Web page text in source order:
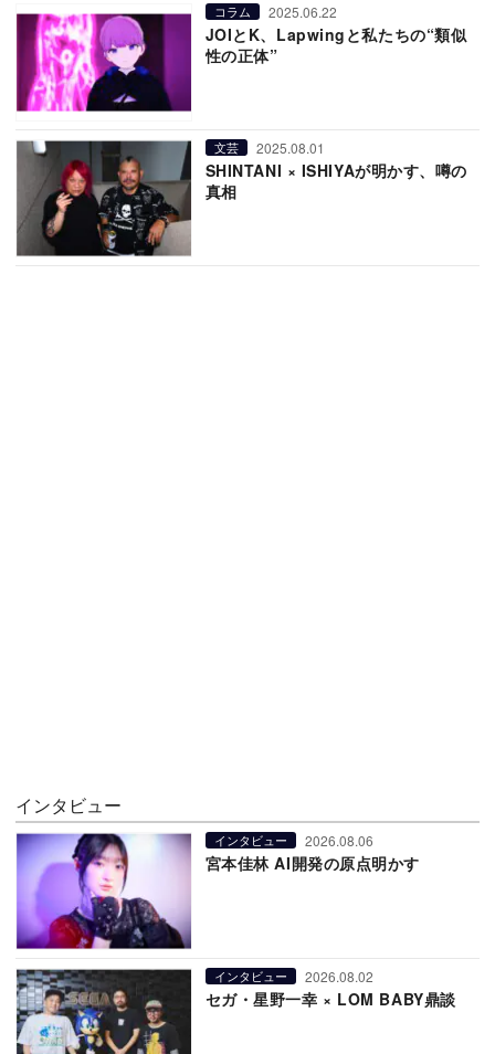
コラム 2025.06.22
JOIとK、Lapwingと私たちの“類似
性の正体”
文芸 2025.08.01
SHINTANI × ISHIYAが明かす、噂の
真相
インタビュー
インタビュー 2026.08.06
宮本佳林 AI開発の原点明かす
インタビュー 2026.08.02
セガ・星野一幸 × LOM BABY鼎談